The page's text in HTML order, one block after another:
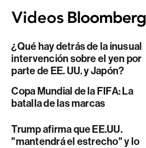
¿Qué hay detrás de la inusual
intervención sobre el yen por
parte de EE. UU. y Japón?
Copa Mundial de la FIFA: La
batalla de las marcas
Trump afirma que EE.UU.
"mantendrá el estrecho" y lo